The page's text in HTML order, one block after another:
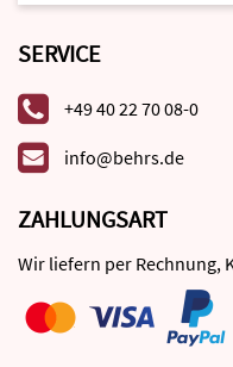
SERVICE
+49 40 22 70 08-0
info@behrs.de
ZAHLUNGSART
Wir liefern per Rechnung,